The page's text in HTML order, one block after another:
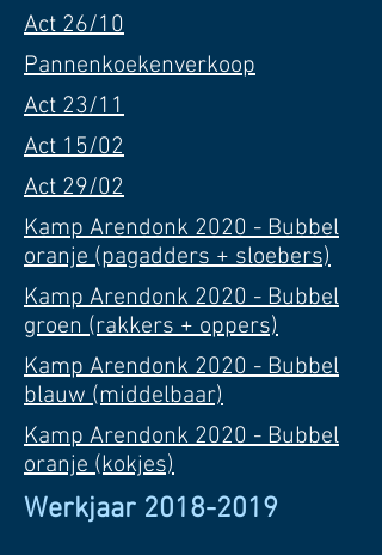
Act 26/10
Pannenkoekenverkoop
Act 23/11
Act 15/02
Act 29/02
Kamp Arendonk 2020 - Bubbel
oranje (pagadders + sloebers)
Kamp Arendonk 2020 - Bubbel
groen (rakkers + oppers)
Kamp Arendonk 2020 - Bubbel
blauw (middelbaar)
Kamp Arendonk 2020 - Bubbel
oranje (kokjes)
Werkjaar 2018-2019